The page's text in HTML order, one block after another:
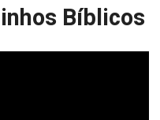
Bíblicos